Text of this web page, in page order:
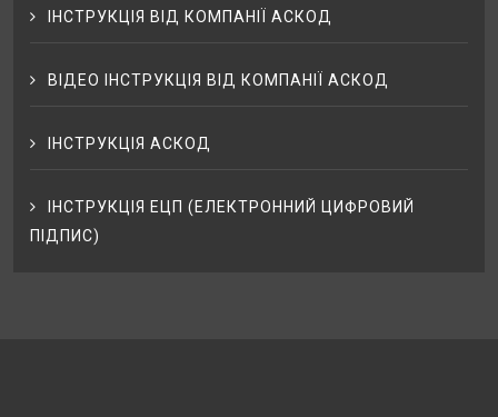
ІНСТРУКЦІЯ ВІД КОМПАНІЇ АСКОД
ВІДЕО ІНСТРУКЦІЯ ВІД КОМПАНІЇ АСКОД
ІНСТРУКЦІЯ АСКОД
ІНСТРУКЦІЯ ЕЦП (ЕЛЕКТРОННИЙ ЦИФРОВИЙ
ПІДПИС)